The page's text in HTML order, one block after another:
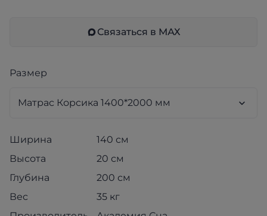
Связаться в МАХ
Размер
Ширина
140 см
Высота
20 см
Глубина
200 см
Вес
35 кг